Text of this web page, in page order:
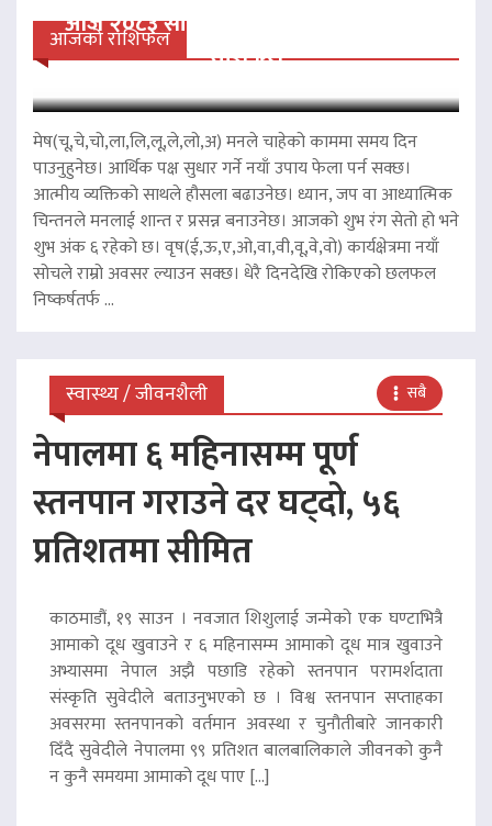
आजको राशिफल
आज २०८३ साल साउन २४ गते आईतवारको
राशिफल
मेष(चू,चे,चो,ला,लि,लू,ले,लो,अ) मनले चाहेको काममा समय दिन
पाउनुहुनेछ। आर्थिक पक्ष सुधार गर्ने नयाँ उपाय फेला पर्न सक्छ।
आत्मीय व्यक्तिको साथले हौसला बढाउनेछ। ध्यान, जप वा आध्यात्मिक
चिन्तनले मनलाई शान्त र प्रसन्न बनाउनेछ। आजको शुभ रंग सेतो हो भने
शुभ अंक ६ रहेको छ। वृष(ई,ऊ,ए,ओ,वा,वी,वू,वे,वो) कार्यक्षेत्रमा नयाँ
सोचले राम्रो अवसर ल्याउन सक्छ। धेरै दिनदेखि रोकिएको छलफल
निष्कर्षतर्फ ...
स्वास्थ्य / जीवनशैली सबै
नेपालमा ६ महिनासम्म पूर्ण
स्तनपान गराउने दर घट्दो, ५६
प्रतिशतमा सीमित
काठमाडौं, १९ साउन । नवजात शिशुलाई जन्मेको एक घण्टाभित्रै
आमाको दूध खुवाउने र ६ महिनासम्म आमाको दूध मात्र खुवाउने
अभ्यासमा नेपाल अझै पछाडि रहेको स्तनपान परामर्शदाता
संस्कृति सुवेदीले बताउनुभएको छ । विश्व स्तनपान सप्ताहका
अवसरमा स्तनपानको वर्तमान अवस्था र चुनौतीबारे जानकारी
दिँदै सुवेदीले नेपालमा ९९ प्रतिशत बालबालिकाले जीवनको कुनै
न कुनै समयमा आमाको दूध पाए […]